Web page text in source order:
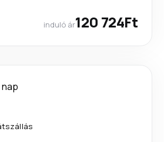
induló ár120 724Ft
nap